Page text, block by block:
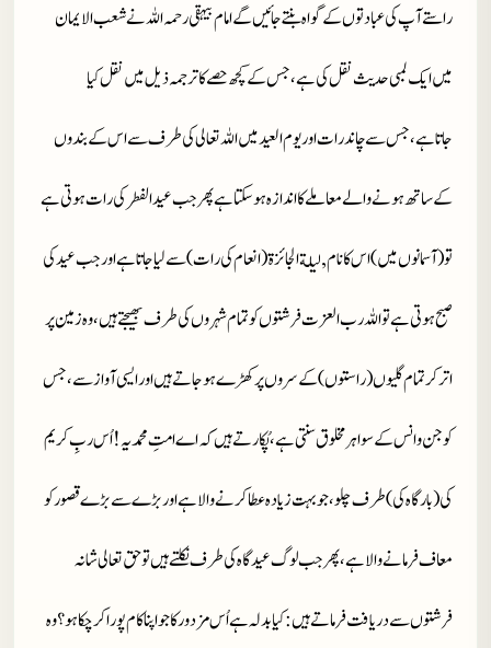
راستے آپ کی عبادتوں کے گواہ بنتے جائیں گے امام بیہقی رحمہ اللہ نے شعب الایمان
میں ایک لمبی حدیث نقل کی ہے، جس کے کچھ حصے کا ترجمہ ذیل میں نقل کیا
جاتاہے،جس سے چاند رات اور یوم العید میں اللہ تعالی کی طرف سے اس کے بندوں
کے ساتھ ہونے والے معاملے کا اندازہ ہو سکتا ہےپھر جب عید الفطر کی رات ہوتی ہے
تو (آسمانوں میں) اس کا نام, لیلة الجائزة (انعام کی رات ) سے لیاجاتا ہے اور جب عید کی
صبح ہوتی ہے تو اللہ رب العزت فرشتوں کو تمام شہروں کی طرف بھیجتے ہیں، وہ زمین پر
اتر کر تمام گلیوں (راستوں )کے سروں پر کھڑے ہو جاتے ہیں اور ایسی آوازسے، جس
کوجن و انس کے سوا ہر مخلوق سنتی ہے، پُکارتے ہیں کہ اے امتِ محمدیہ ! اُس ربِ کریم
کی(بارگاہ کی) طرف چلو، جو بہت زیادہ عطا کرنے والا ہے اور بڑے سے بڑے قصور کو
معاف فرمانے والا ہے،پھر جب لوگ عید گاہ کی طرف نکلتے ہیں تو حق تعالی شانہ
فرشتوں سے دریافت فرماتے ہیں :کیا بدلہ ہے اُس مزدور کا جو اپنا کام پورا کر چکا ہو؟وہ